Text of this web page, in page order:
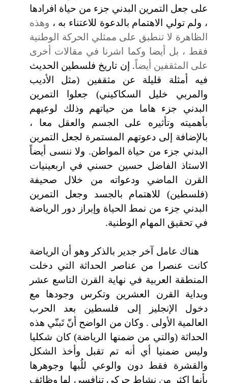
على جعل التمرين البدني جزء من حياة افرادها
، ولم تولي الاهتمام بالدعوة للاعتناء به ، وهذه
الظاهرة لا تنطبق على ممثلي الحركة الوطنية
فقط ، بل أيضا وكما اشرنا في مقالات أخرى
على المثقفين أيضاً. إن تاريخ فلسطين الحديث
فيه أمثلة قليلة عن مثقفين (مثل الأديب
والمربي خليل السكاكيني) جعلوا التمرين
البدني جزء هاما من حياتهم وذلك لوعيهم
بأهميته وتأثيره على الجسم والعقل معا ،
بالإضافة إلى دعوتهم المستمرة لجعل التمرين
البدني جزء من حياة المواطن. ولا ننسى أيضاً
الاستاذ الفاضل حسين حسني في اربعينيات
القرن الماضي ودعواته من خلال صحيفة
(فلسطين) للاهتمام بالجسد وجعل التمرين
البدني جزء من نمط الحياة وإبراز دور الرياضة
في تحقيق المهام الوطنية.
هناك عامل آخر جدير بالذكر وهو أن الرياضة
كانت عنصرا من عناصر الحداثة التي دخلت
المنطقة العربية في نهاية القرن التاسع عشر
وبداية القرن العشرين وتكرس وجودها مع
دخول الإنجليز إلى فلسطين بعد الحرب
العالمية الأولى . وكان من الواضح أنّ تَبنّي هذه
الحداثة (والتي من ضمنها الرياضة) كان شكليا
وليس ضمنيا أي أنه تم تقبل وأخذ الشكل
والقشرة فقط دون والوعي للُبها وجوهرها
بأنها اكثر من نشاط حركي تنافسي لها وظائف